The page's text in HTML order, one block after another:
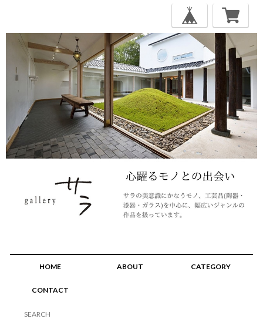
HOME ABOUT CATEGORY
CONTACT